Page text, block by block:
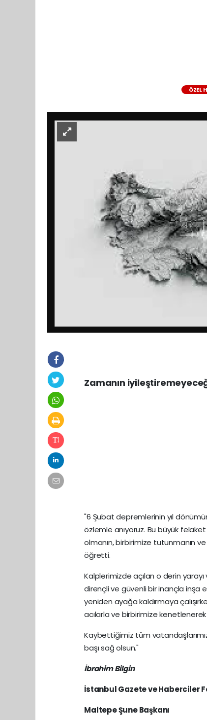
ÖZEL
Zamanın
"6 Şubat depremlerinin yıl
özlemle anıyoruz. Bu büyük
olmanın, birbirimize tutunmanın
öğretti.
Kalplerimizde açılan o derin
dirençli ve güvenli bir inançla inşa
yeniden ayağa kaldırmaya
acılarla ve birbirimize kenetlenerek
Kaybettiğimiz tüm
başı sağ olsun."
İbrahim Bilgin
İstanbul Gazete ve Haberciler
Maltepe Şune Başkanı